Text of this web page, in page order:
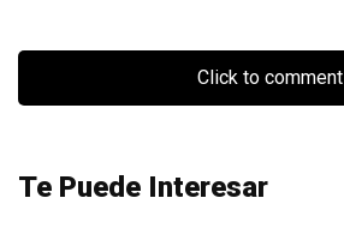
Click to comment
Te Puede Interesar